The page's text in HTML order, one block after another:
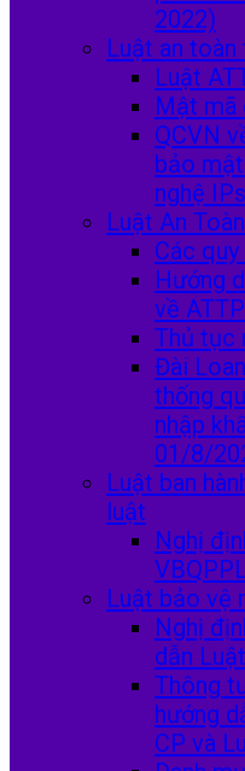
2022)
Luật an
Luật
Mật mã
QCVN
bảo
nghệ
Luật An
Các
Hướng
về
Thủ tục
Đài
thống
nhập
01/8/
Luật ban
luật
Nghị
Luật bảo vệ
Nghị
dẫn
Thông
hướng
CP và